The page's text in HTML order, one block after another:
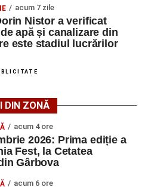
Muzeului Municipal „Ioan
Remus Grama, alături de
urca atât artiști consacrați, cât
în străinătate.
cinematografică
urmări mai multe producții
producătoareiGabi Suciu
de-a lungul timpului la
festivaluri europene de
acum 7 zile
Nistor a verificat
apă și canalizare din
este stadiul lucrărilor
DIN ZONĂ
acum 4 ore
2026: Prima ediție a
Fest, la Cetatea
Gârbova
acum 6 ore